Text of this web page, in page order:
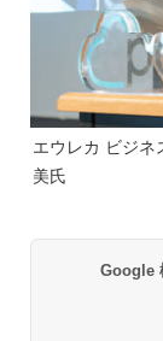
エウレカ ビジネ
美氏
Google